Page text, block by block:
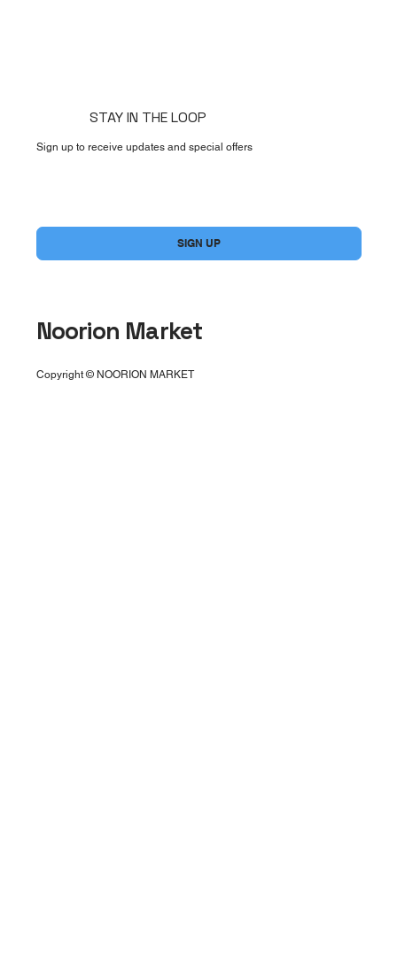
STAY IN THE LOOP
Sign up to receive updates and special offers
SIGN UP
Noorion Market
Copyright © NOORION MARKET